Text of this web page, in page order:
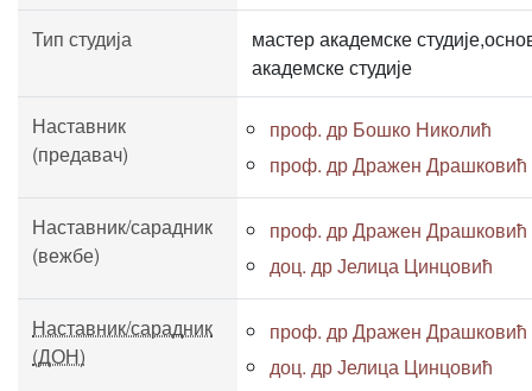
Тип студија
мастер академске
академске студије
Наставник
(предавач)
проф. др Бошко Николић
проф. др Дражен Драшковић
Наставник/сарадник
(вежбе)
проф. др Дражен Драшковић
доц. др Јелица Цинцовић
Наставник/сарадник
(ДОН)
проф. др Дражен Драшковић
доц. др Јелица Цинцовић